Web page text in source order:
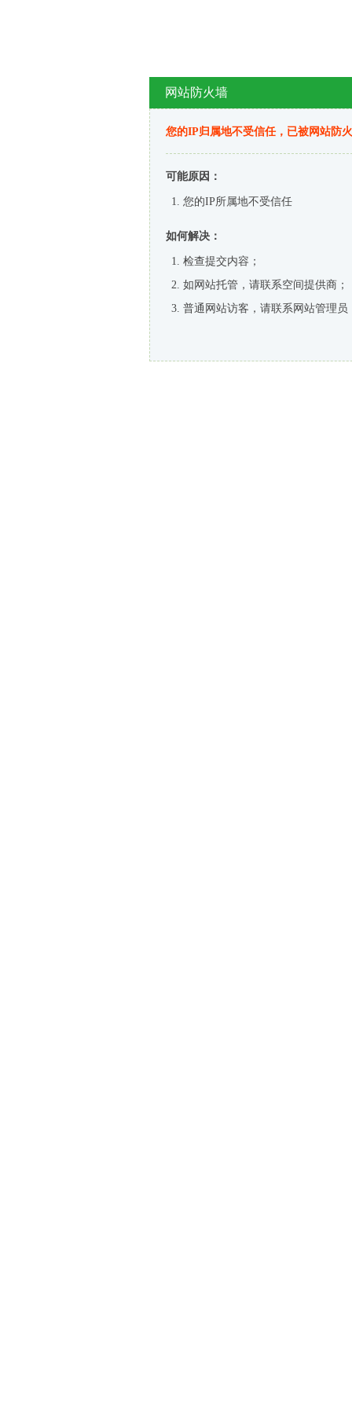
网站防火墙
您的IP归属地不受信任，已被网站防
可能原因：
您的IP所属地不受信任
如何解决：
检查提交内容；
如网站托管，请联系空间提供商；
普通网站访客，请联系网站管理员